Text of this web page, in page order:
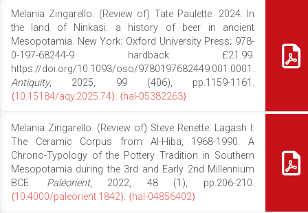
Melania Zingarello. (Review of) Tate Paulette. 2024. In
the land of Ninkasi: a history of beer in ancient
Mesopotamia. New York: Oxford University Press; 978-
0-197-68244-9 hardback £21.99.
https://doi.org/10.1093/oso/9780197682449.001.0001.
Antiquity, 2025, 99 (406), pp.1159-1161.
⟨10.15184/aqy.2025.74⟩. ⟨hal-05382263⟩
Melania Zingarello. (Review of) Steve Renette. Lagash I:
The Ceramic Corpus from Al-Hiba, 1968-1990. A
Chrono-Typology of the Pottery Tradition in Southern
Mesopotamia during the 3rd and Early 2nd Millennium
BCE. Paléorient, 2022, 48 (1), pp.206-210.
⟨10.4000/paleorient.1842⟩. ⟨hal-04856402⟩